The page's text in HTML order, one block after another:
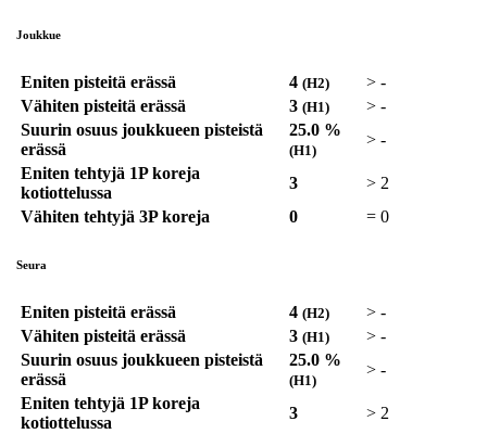
Joukkue
Eniten pisteitä erässä 4 (H2) > -
Vähiten pisteitä erässä
3 (H1) > -
Suurin osuus joukkueen pisteistä
erässä
25.0 %
(H1)
> -
Eniten tehtyjä 1P koreja
kotiottelussa
3 > 2
Vähiten tehtyjä 3P koreja
0 = 0
Seura
Eniten pisteitä erässä 4 (H2) > -
Vähiten pisteitä erässä
3 (H1) > -
Suurin osuus joukkueen pisteistä
erässä
25.0 %
(H1)
> -
Eniten tehtyjä 1P koreja
kotiottelussa
3 > 2